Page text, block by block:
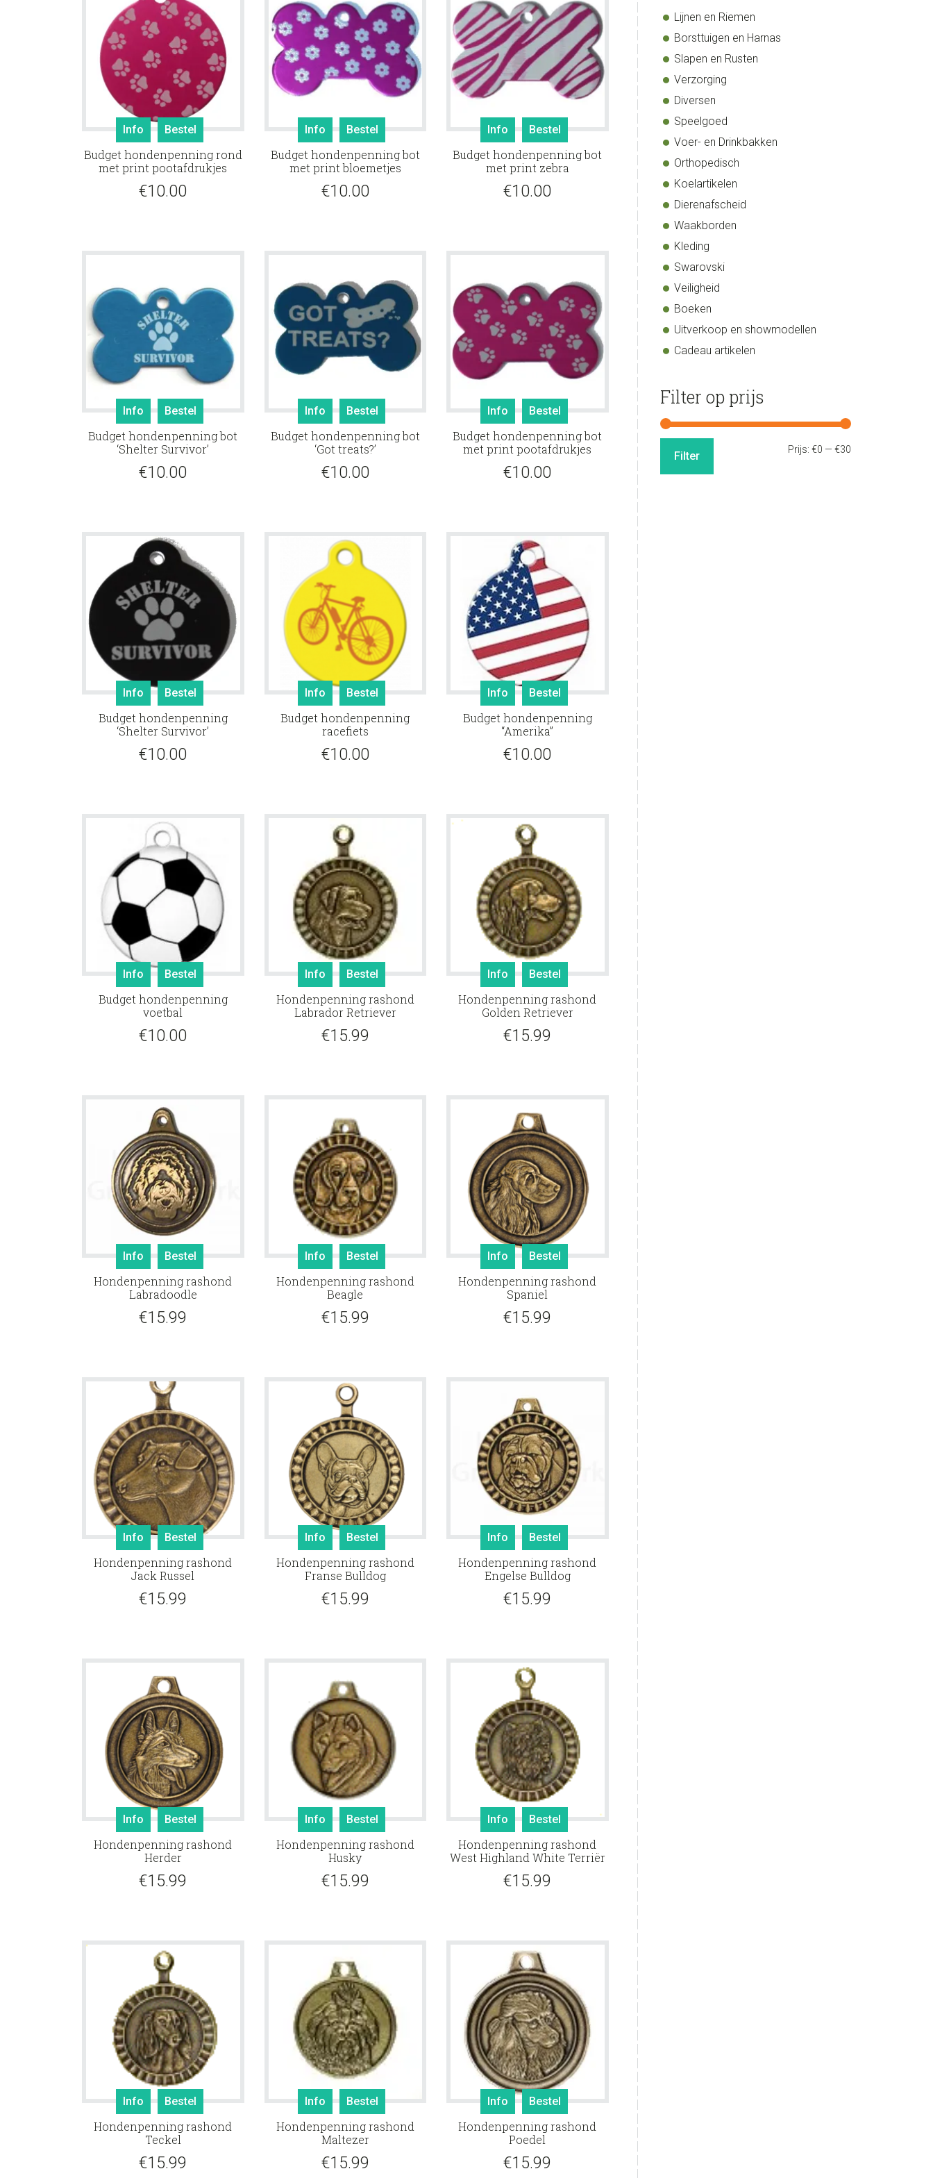
Info Bestel
Budget hondenpenning rond
met print pootafdrukjes
€10.00
Info Bestel
Budget hondenpenning bot
met print bloemetjes
€10.00
Info Bestel
Budget hondenpenning bot
met print zebra
€10.00
Info Bestel
Budget hondenpenning bot
‘Shelter Survivor’
€10.00
Info Bestel
Budget hondenpenning bot
‘Got treats?’
€10.00
Info Bestel
Budget hondenpenning bot
met print pootafdrukjes
€10.00
Info Bestel
Budget hondenpenning
‘Shelter Survivor’
€10.00
Info Bestel
Budget hondenpenning
racefiets
€10.00
Info Bestel
Budget hondenpenning
“Amerika”
€10.00
Info Bestel
Budget hondenpenning
voetbal
€10.00
Info Bestel
Hondenpenning rashond
Labrador Retriever
€15.99
Info Bestel
Hondenpenning rashond
Golden Retriever
€15.99
Info Bestel
Hondenpenning rashond
Labradoodle
€15.99
Info Bestel
Hondenpenning rashond
Beagle
€15.99
Info Bestel
Hondenpenning rashond
Spaniel
€15.99
Info Bestel
Hondenpenning rashond
Jack Russel
€15.99
Info Bestel
Hondenpenning rashond
Franse Bulldog
€15.99
Info Bestel
Hondenpenning rashond
Engelse Bulldog
€15.99
Info Bestel
Hondenpenning rashond
Herder
€15.99
Info Bestel
Hondenpenning rashond
Husky
€15.99
Info Bestel
Hondenpenning rashond
West Highland White Terriër
€15.99
Info Bestel
Hondenpenning rashond
Teckel
€15.99
Info Bestel
Hondenpenning rashond
Maltezer
€15.99
Info Bestel
Hondenpenning rashond
Poedel
€15.99
Lijnen en Riemen
Borsttuigen en Harnas
Slapen en Rusten
Verzorging
Diversen
Speelgoed
Voer- en Drinkbakken
Orthopedisch
Koelartikelen
Dierenafscheid
Waakborden
Kleding
Swarovski
Veiligheid
Boeken
Uitverkoop en showmodellen
Cadeau artikelen
Filter op prijs
Filter Prijs: €0 — €30